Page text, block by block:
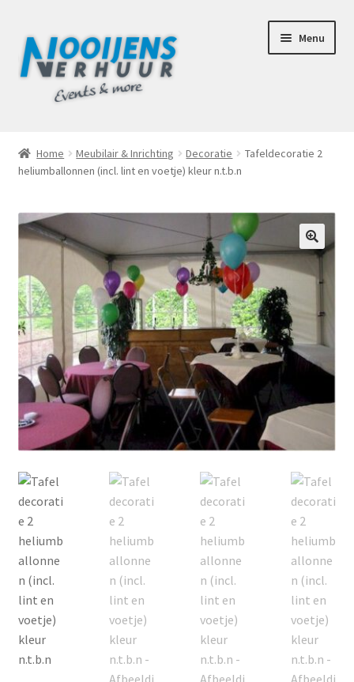
door
naar
navigatie
naar
de
Menu
Afhaalbox Tilburg
Assortiment
Totaal Concept Voor Je Bruiloft
Mijn account
Offerte aanvraag
Offerte aanvraag
Privacybeleid
Home Meubilair & Inrichting Decoratie
Tafeldecoratie 2
heliumballonnen (incl. lint en voetje) kleur n.t.b.n
🔍